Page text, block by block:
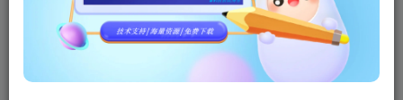
5.0版本相比4.0更新了工具.优化界面.bug等